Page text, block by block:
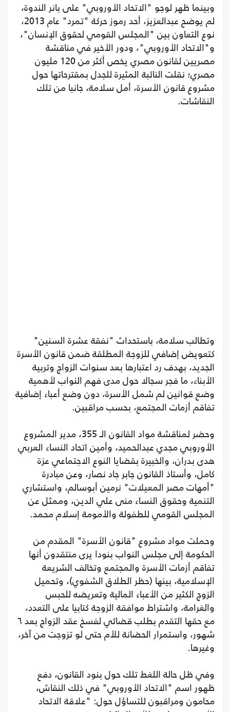
وبينما ظهر لوجو "الاتحاد الأوروبي" على بانر الندوة،
لم يوضح عبدالعزيز، أحد رموز حركة "تمرد" عام 2013،
نوع التعاون بين "المجلس القومي لحقوق الإنسان"،
و"الاتحاد الأوروبي"، ودور الأخير في مناقشة
مصريين لقانون مصري يخص أكثر من 120 مليون
مصري؛ نقلت النائبة المثيرة للجدل بمقترحاتها حول
مشروع قانون الأسرة، أمل سلامة، جانبا من تلك
النقاشات.
وتطالب سلامة، باستحداث "نفقة عشرة السنين"
كتعويض إضافي للزوجة المطلقة ضمن قانون الأسرة
الجديد، بهدف رد اعتبارها بعد سنوات الزواج وتربية
الأبناء، ما فجر سجالا حول مدى فهم النواب لأهمية
وضع قوانين لم شمل الأسرة، دون وضع أعباء إضافية
تفاقم أزمات المجتمع، بحسب مراقبين.
وحضر لمناقشة مواد القانون الـ 355، مدير المشروع
الأوروبي مجدي عبدالحميد، وأمين اتحاد النساء العربي
هدى بدران، والخبيرة بقضايا النوع الاجتماعي عزة
كامل، وأستاذ القانون جابر جاد نصار، وعن مبادرة
"أمهات مصر المعيلات" نرمين أبوسالم، واستشاري
التنمية وحقوق النساء منى علي الدين، وممثل عن
المجلس القومي للطفولة والأمومة إسلام محمد.
وحملت مواد مشروع "قانون الأسرة" المقدم من
الحكومة إلى مجلس النواب بنودا يرى منتقدون أنها
تفاقم أزمات الأسرة والمجتمع وتخالف الشريعة
الإسلامية، بينها (حظر الطلاق الشفوي)، وتحميل
الزوج الكثير من الأعباء المالية وتعريضه للحبس
والغرامة، واشتراط موافقة الزوجة كتابيا على التعدد،
مع حقها التقدم بطلب قضائي لفسخ عقد الزواج بعد ٦
شهور، واستمرار الحضانة للأم حتى لو تزوجت من آخر،
وغيرها.
وفي ظل حالة اللغط تلك حول بنود القانون، دفع
ظهور اسم "الاتحاد الأوروبي" في ذلك النقاش،
محامون ومراقبون للتساؤل حول: "علاقة الاتحاد